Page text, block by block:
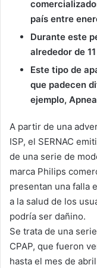
país entre
Durante este
alrededor de
Este tipo de
que padecen
ejemplo,
A partir de una
ISP, el SERNAC
de una serie de
marca Philips
presentan una falla
a la salud de los
podría ser dañino.
Se trata de una
CPAP, que fueron
hasta el mes de